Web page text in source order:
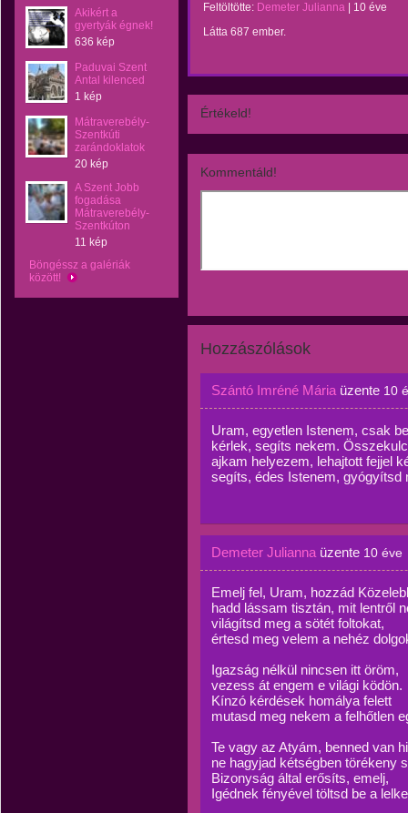
Akikért a
gyertyák égnek!
636 kép
Paduvai Szent
Antal kilenced
1 kép
Mátraverebély-
Szentkúti
zarándoklatok
20 kép
A Szent Jobb
fogadása
Mátraverebély-
Szentkúton
11 kép
Böngéssz a galériák
között!
Feltöltötte: Demeter Julianna
10 éve
Látta 687 ember.
Értékeld!
Kommentáld!
Hozzászólások
Szántó Imréné Mária üzente 10
Uram, egyetlen Istenem, csak
kérlek, segíts nekem.
ajkam helyezem, lehajtott fejjel
segíts, édes Istenem, gyógyítsd
Demeter Julianna üzente 10 éve
Emelj fel, Uram, hozzád
hadd lássam tisztán, mit lentről
világítsd meg a sötét foltokat,
értesd meg velem a nehéz
Igazság nélkül nincsen itt öröm,
vezess át engem e világi ködön.
Kínzó kérdések homálya felett
mutasd meg nekem a felhőtlen
Te vagy az Atyám, benned van
ne hagyjad kétségben törékeny
Bizonyság által erősíts, emelj,
Igédnek fényével töltsd be a